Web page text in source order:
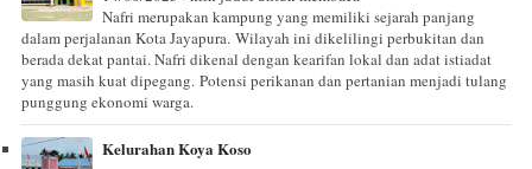
Nafri merupakan kampung yang memiliki sejarah panjang
dalam perjalanan Kota Jayapura. Wilayah ini dikelilingi perbukitan dan
berada dekat pantai. Nafri dikenal dengan kearifan lokal dan adat istiadat
yang masih kuat dipegang. Potensi perikanan dan pertanian menjadi tulang
punggung ekonomi warga.
Kelurahan Koya Koso